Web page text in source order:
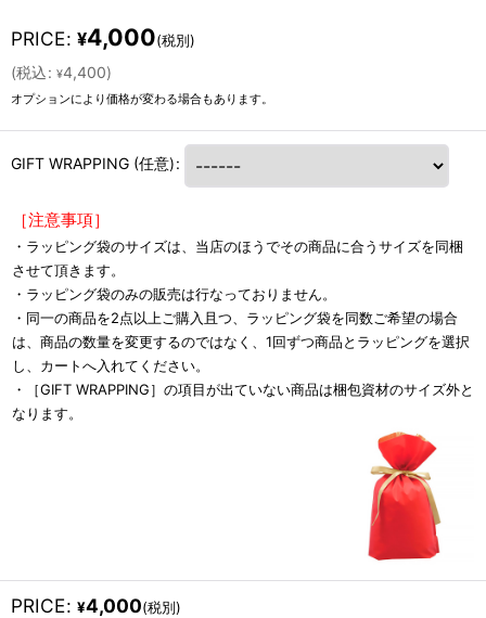
PRICE: ¥4,000(税別)
(税込: ¥4,400)
オプションにより価格が変わる場合もあります。
GIFT WRAPPING (任意):
［注意事項］
・ラッピング袋のサイズは、当店のほうでその商品に合うサイズを同梱
させて頂きます。
・ラッピング袋のみの販売は行なっておりません。
・同一の商品を2点以上ご購入且つ、ラッピング袋を同数ご希望の場合
は、商品の数量を変更するのではなく、1回ずつ商品とラッピングを選択
し、カートへ入れてください。
・［GIFT WRAPPING］の項目が出ていない商品は梱包資材のサイズ外と
なります。
PRICE: ¥4,000(税別)